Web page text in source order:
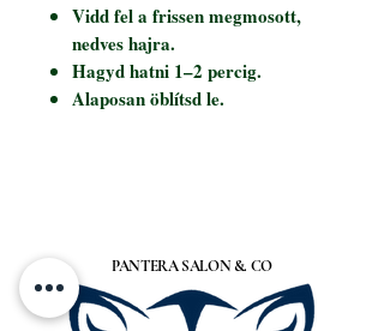
Vidd fel a frissen megmosott,
nedves hajra.
Hagyd hatni 1–2 percig.
Alaposan öblítsd le.
PANTERA SALON &. CO